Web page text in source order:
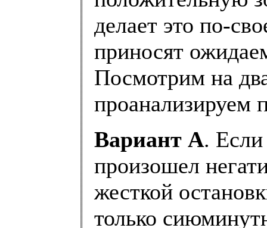
делает это по-
приносят
Посмотрим на
проанализируем
Вариант А. Если
произошел
жесткой
только